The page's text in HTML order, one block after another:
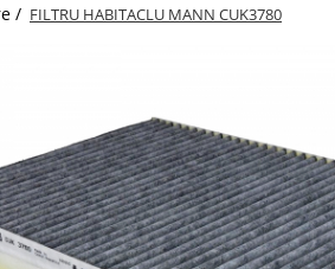
/ FILTRU HABITACLU MANN CUK3780